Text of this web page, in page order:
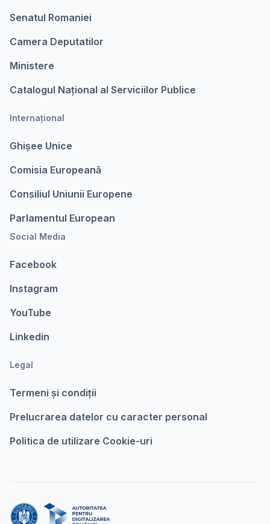
Senatul Romaniei
Camera Deputatilor
Ministere
Catalogul Național al Serviciilor Publice
Internațional
Ghișee Unice
Comisia Europeanǎ
Consiliul Uniunii Europene
Parlamentul European
Social Media
Facebook
Instagram
YouTube
Linkedin
Legal
Termeni şi condiții
Prelucrarea datelor cu caracter personal
Politica de utilizare Cookie-uri